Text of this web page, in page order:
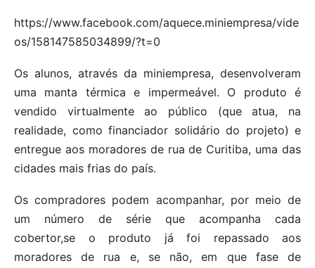
https://www.facebook.com/aquece.miniempresa/vide
os/158147585034899/?t=0
Os alunos, através da miniempresa, desenvolveram
uma manta térmica e impermeável. O produto é
vendido virtualmente ao público (que atua, na
realidade, como financiador solidário do projeto) e
entregue aos moradores de rua de Curitiba, uma das
cidades mais frias do país.
Os compradores podem acompanhar, por meio de
um número de série que acompanha cada
cobertor,se o produto já foi repassado aos
moradores de rua e, se não, em que fase de